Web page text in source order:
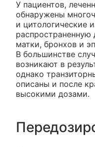
У пациентов,
обнаружены
и цитологические
матки, бронхов и
В большинстве
возникают в
однако
описаны и после
высокими дозами.